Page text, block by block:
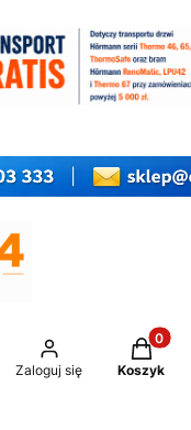
wyszukiwarkę
Zaloguj się Koszyk